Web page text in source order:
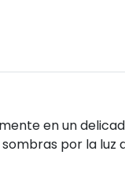
en un
por la luz